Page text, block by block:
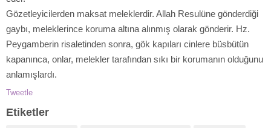
Gözetleyicilerden maksat meleklerdir. Allah Resulüne gönderdiği
gaybı, meleklerince koruma altına alınmış olarak gönderir. Hz.
Peygamberin risaletinden sonra, gök kapıları cinlere büsbütün
kapanınca, onlar, melekler tarafından sıkı bir korumanın olduğunu
anlamışlardı.
Tweetle
Etiketler